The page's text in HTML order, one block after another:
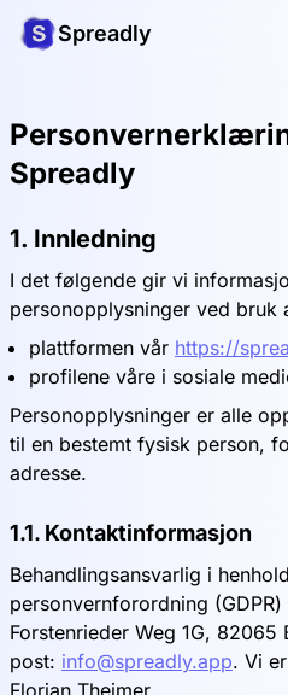
Spreadly
Spreadly
1. Innledning
I det følgende gir vi
personopplysninger ved bruk
plattformen vår https://
profilene våre i sosiale
Personopplysninger er alle
til en bestemt fysisk person,
adresse.
1.1. Kontaktinformasjon
Behandlingsansvarlig i
personvernforordning
Forstenrieder Weg 1G, 82065
post: info@spreadly.app. Vi
Florian Theimer.